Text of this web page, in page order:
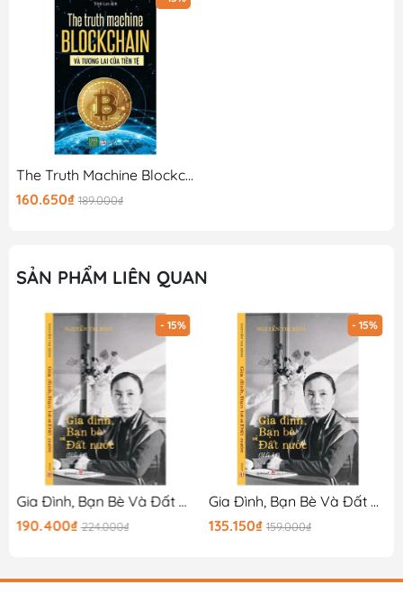
The Truth Machine Blockchain Và Tương Lai Của Tiền Tệ
160.650₫ 189.000₫
SẢN PHẨM LIÊN QUAN
- 15%
Gia Đình, Bạn Bè Và Đất Nước (Hồi Ký Nguyễn Thị Bình) - Bìa Cứng
190.400₫ 224.000₫
- 15%
Gia Đình, Bạn Bè Và Đất Nước (Hồi Ký Nguyễn Thị Bình)
135.150₫ 159.000₫